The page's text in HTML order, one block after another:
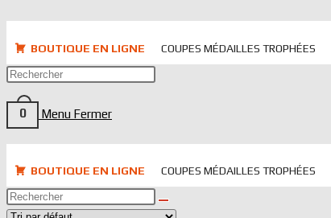
BOUTIQUE EN LIGNE COUPES MÉDAILLES TROPHÉES
0 Menu Fermer
BOUTIQUE EN LIGNE COUPES MÉDAILLES TROPHÉES